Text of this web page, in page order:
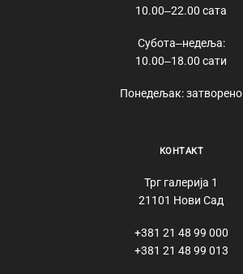
10.00‒22.00 сата
Субота‒недеља:
10.00‒18.00 сати
Понедељак: затворено
КОНТАКТ
Трг галерија 1
21101 Нови Сад
+381 21 48 99 000
+381 21 48 99 013